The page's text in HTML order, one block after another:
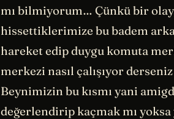
mı bilmiyorum… Çünkü bir
hissettiklerimize bu badem
hareket edip duygu komuta
merkezi nasıl çalışıyor
Beynimizin bu kısmı yani
değerlendirip kaçmak mı